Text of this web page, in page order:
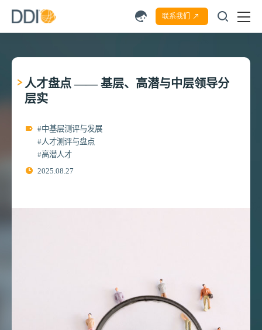
联系我们
人才盘点 —— 基层、高潜与中层领导分
层实
#中基层测评与发展
#人才测评与盘点
#高潜人才
2025.08.27